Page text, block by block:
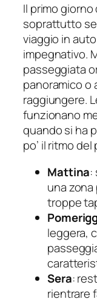
Il primo
soprattutto
viaggio in
impegnativo.
passeggiata
panoramico o
raggiungere.
funzionano
quando si ha
po’ il ritmo
Mattina:
una
troppe
leggera,
Sera:
rientrare